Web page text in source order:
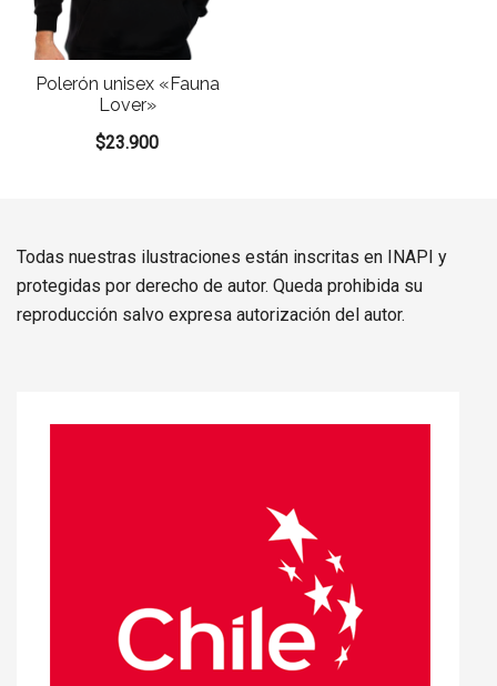
Polerón unisex «Fauna
Lover»
$23.900
Todas nuestras ilustraciones están inscritas en INAPI y
protegidas por derecho de autor. Queda prohibida su
reproducción salvo expresa autorización del autor.